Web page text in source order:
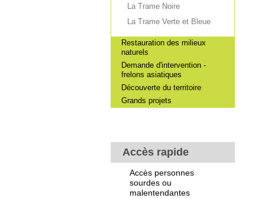
La Trame Noire
La Trame Verte et Bleue
Restauration des milieux
naturels
Demande d'intervention -
frelons asiatiques
Découverte du territoire
Grands projets
Accès rapide
Accès personnes
sourdes ou
malentendantes